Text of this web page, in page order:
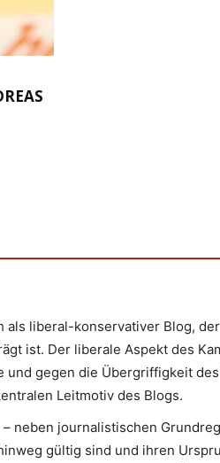
als liberal-konservativer Blog,
ist. Der liberale Aspekt des
und gegen die Übergriffigkeit
Leitmotiv des Blogs.
neben journalistischen
gültig sind und ihren